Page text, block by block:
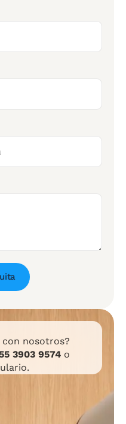
nosotros?
3903 9574 o